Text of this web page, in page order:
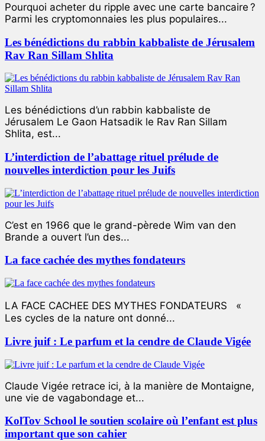
Pourquoi acheter du ripple avec une carte bancaire ?
Parmi les cryptomonnaies les plus populaires...
Les bénédictions du rabbin kabbaliste de Jérusalem
Rav Ran Sillam Shlita
Les bénédictions d’un rabbin kabbaliste de
Jérusalem Le Gaon Hatsadik le Rav Ran Sillam
Shlita, est...
L’interdiction de l’abattage rituel prélude de
nouvelles interdiction pour les Juifs
C’est en 1966 que le grand-pèrede Wim van den
Brande a ouvert l’un des...
La face cachée des mythes fondateurs
LA FACE CACHEE DES MYTHES FONDATEURS «
Les cycles de la nature ont donné...
Livre juif : Le parfum et la cendre de Claude Vigée
Claude Vigée retrace ici, à la manière de Montaigne,
une vie de vagabondage et...
KolTov School le soutien scolaire où l’enfant est plus
important que son cahier